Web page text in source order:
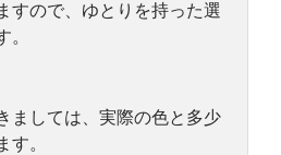
すので、ゆとりを持った選
。
ましては、実際の色と多少
す。